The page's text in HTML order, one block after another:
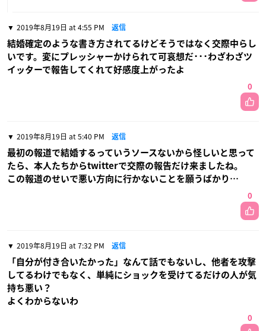
2019年8月19日 at 4:55 PM 返信
結婚確定のような書き方されてるけどそうではなく交際中らし
いです。変にプレッシャーかけられて可哀想だ･･･わざわざツ
イッターで報告してくれて好感度上がったよ
0
2019年8月19日 at 5:40 PM 返信
最初の報道で結婚するっていうソースないから怪しいと思って
たら、本人たちからtwitterで交際の報告だけ来ましたね。
この報道のせいで悪い方向に行かないことを願うばかり…
0
2019年8月19日 at 7:32 PM 返信
「自分が付き合いたかった」なんて話でもないし、他者を攻撃
してるわけでもなく、単純にショックを受けてるだけの人が気
持ち悪い？
よくわからないわ
0